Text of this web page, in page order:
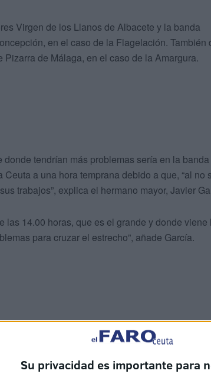
Su privacidad es importante para
Virgen de los Llanos de Albacete y la banda
en el caso de la Flagelación. También
de Málaga, en el caso de la Amargura.
tendrían más problemas sería en la banda
a una hora temprana debido a que, “al no
trabajos”, explica el hermano mayor, Javier
las 14.00 horas, que es el grande y donde viene
para cruzar el estrecho”, añade García.
mayor, Jorque Ruiz, indica que el
en la mañana del Jueves Santo.